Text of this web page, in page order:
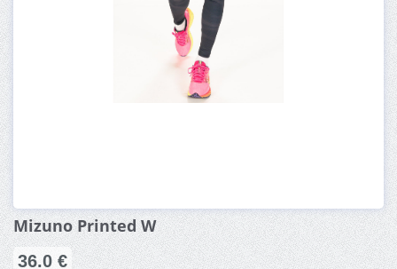
Mizuno Printed W
36.0 €